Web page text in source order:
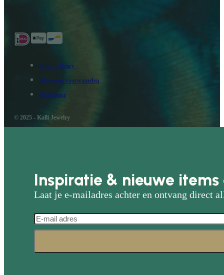
Privacy Policy
Algemene voorwaarden
Disclaimer
© 2025 - Kalli Jewelry
Inspiratie & nieuwe
Laat je e-mailadres achter en ontvang direct